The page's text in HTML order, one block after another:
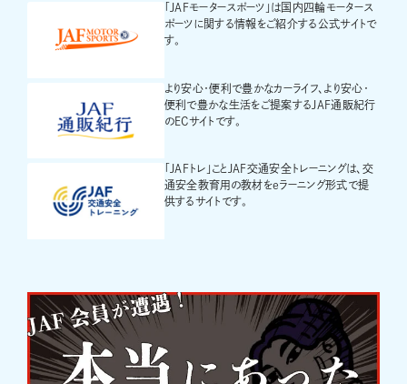
「JAFモータースポーツ」は国内四輪モータース
ポーツに関する情報をご紹介する公式サイトで
す。
より安心・便利で豊かなカーライフ、より安心・
便利で豊かな生活をご提案するJAF通販紀行
のECサイトです。
「JAFトレ」ことJAF交通安全トレーニングは、交
通安全教育用の教材をeラーニング形式で提
供するサイトです。